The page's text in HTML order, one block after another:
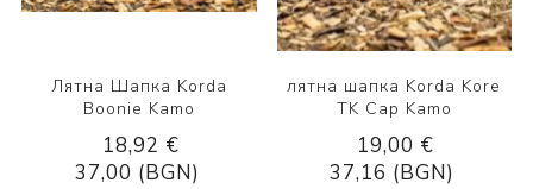
Лятна Шапка Korda
Boonie Kamo
18,92 €
37,00 (BGN)
лятна шапка Korda Kore
TK Cap Kamo
19,00 €
37,16 (BGN)